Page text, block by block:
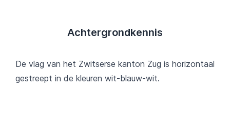
Achtergrondkennis
De vlag van het Zwitserse kanton Zug is horizontaal
gestreept in de kleuren wit-blauw-wit.